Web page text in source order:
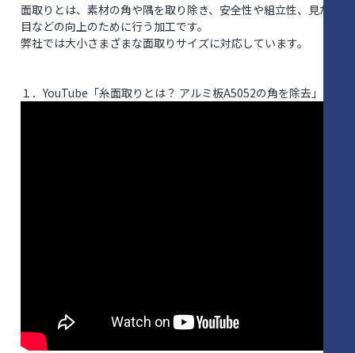
面取りとは、素材の角や隅を取り除き、安全性や組立性、見た
目などの向上のために行う加工です。
弊社では大小さまざまな面取りサイズに対応しています。
１．YouTube「糸面取りとは？ アルミ板A5052の角を除去」